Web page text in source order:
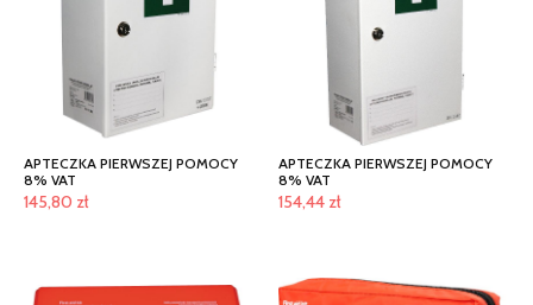
APTECZKA PIERWSZEJ POMOCY
8% VAT
145,80 zł
APTECZKA PIERWSZEJ POMOCY
8% VAT
154,44 zł